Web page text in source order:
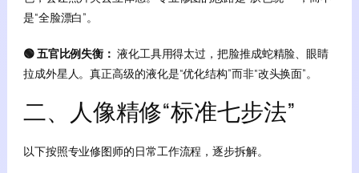
是“全脸漂白”。
🟢 五官比例失衡： 液化工具用得太过，把脸推成蛇精脸、眼睛
拉成外星人。真正高级的液化是“优化结构”而非“改头换面”。
二、人像精修“标准七步法”
以下按照专业修图师的日常工作流程，逐步拆解。